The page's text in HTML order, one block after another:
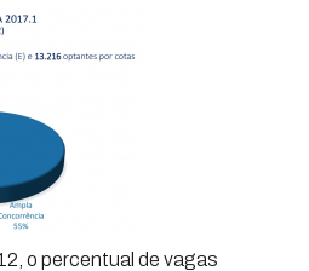
o percentual de vagas